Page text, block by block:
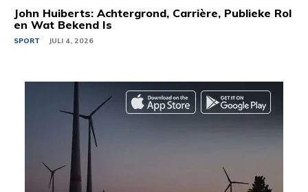
John Huiberts: Achtergrond, Carrière, Publieke Rol
en Wat Bekend Is
SPORT JULI 4, 2026